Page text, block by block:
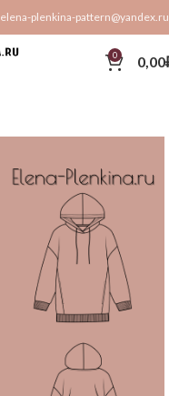
elena-plenkina-pattern@yandex.ru
0 0,00